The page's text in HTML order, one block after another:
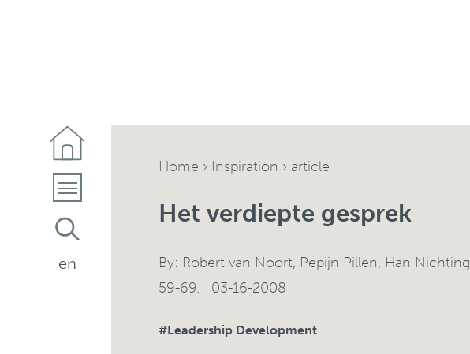
Home › Inspiration › article
Het verdiepte gesprek
By: Robert van Noort, Pepijn Pillen, Han Nichting
59-69. 03-16-2008
#Leadership Development
en